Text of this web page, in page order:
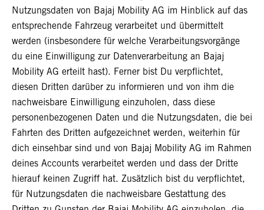
Nutzungsdaten von Bajaj Mobility AG im Hinblick auf das
entsprechende Fahrzeug verarbeitet und übermittelt
werden (insbesondere für welche Verarbeitungsvorgänge
du eine Einwilligung zur Datenverarbeitung an Bajaj
Mobility AG erteilt hast). Ferner bist Du verpflichtet,
diesen Dritten darüber zu informieren und von ihm die
nachweisbare Einwilligung einzuholen, dass diese
personenbezogenen Daten und die Nutzungsdaten, die bei
Fahrten des Dritten aufgezeichnet werden, weiterhin für
dich einsehbar sind und von Bajaj Mobility AG im Rahmen
deines Accounts verarbeitet werden und dass der Dritte
hierauf keinen Zugriff hat. Zusätzlich bist du verpflichtet,
für Nutzungsdaten die nachweisbare Gestattung des